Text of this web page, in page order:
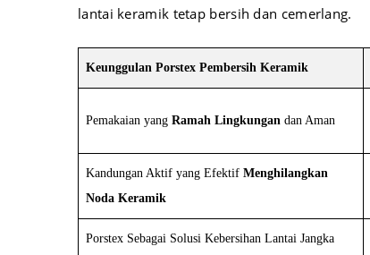
lantai keramik tetap bersih dan cemerlang.
Keunggulan Porstex Pembersih Keramik
Pemakaian yang Ramah Lingkungan dan Aman
Kandungan Aktif yang Efektif Menghilangkan
Noda Keramik
Porstex Sebagai Solusi Kebersihan Lantai Jangka